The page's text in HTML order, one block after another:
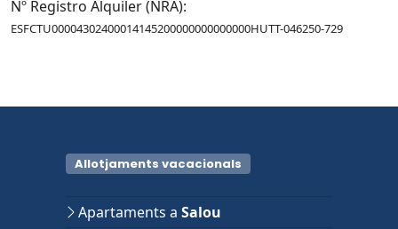
Nº Registro Alquiler (NRA):
ESFCTU00004302400014145200000000000000HUTT-046250-729
Allotjaments vacacionals
Apartaments a Salou